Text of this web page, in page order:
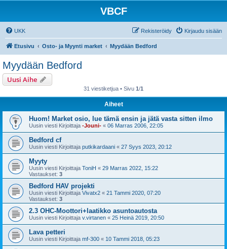
VBCF
UKK Kirjaudu sisään
Rekisteröidy
Etusivu Osto- ja Myynti market Myydään Bedford
Myydään Bedford
Uusi Aihe
31 viestiketjua • Sivu 1/1
Aiheet
Huom! Market osio, lue tämä ensin ja jätä vasta sitten ilmo
Uusin viesti Kirjoittaja -Jouni- « 06 Marras 2006, 22:05
Bedford cf
Uusin viesti Kirjoittaja putkikardaani « 27 Syys 2023, 20:12
Myyty
Uusin viesti Kirjoittaja ToniH « 29 Marras 2022, 15:22
Vastaukset: 3
Bedford HAV projekti
Uusin viesti Kirjoittaja Vivatx2 « 21 Tammi 2020, 07:20
Vastaukset: 3
2.3 OHC-Moottori+laatikko asuntoautosta
Uusin viesti Kirjoittaja v.virtanen « 25 Heinä 2019, 20:50
Lava petteri
Uusin viesti Kirjoittaja mf-300 « 10 Tammi 2018, 05:23